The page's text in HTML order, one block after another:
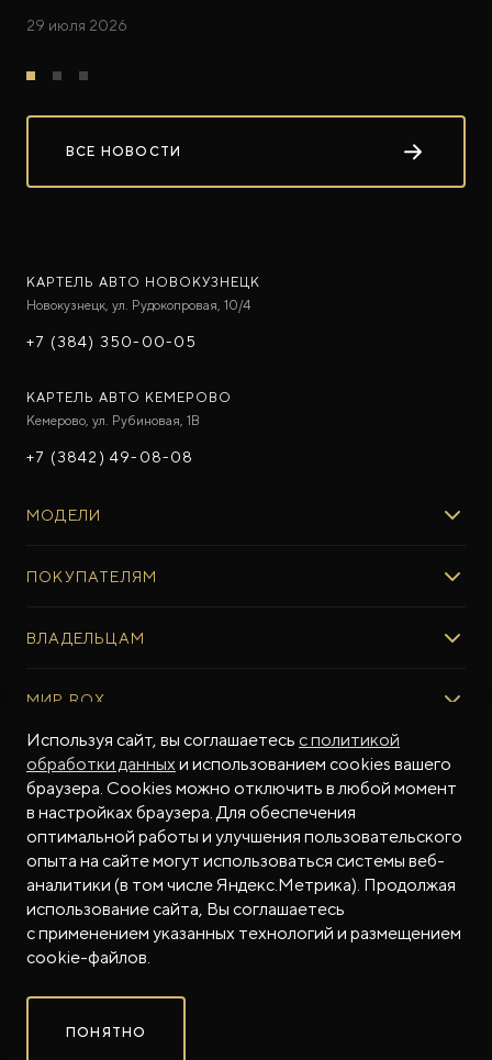
29 июля 2026
ВСЕ НОВОСТИ
КАРТЕЛЬ АВТО НОВОКУЗНЕЦК
Новокузнецк, ул. Рудокопровая, 10/4
+7 (384) 350-00-05
КАРТЕЛЬ АВТО КЕМЕРОВО
Кемерово, ул. Рубиновая, 1В
+7 (3842) 49-08-08
МОДЕЛИ
ROX ADAMAS
ПОКУПАТЕЛЯМ
Авто в наличии
Тест-драйв
Специальные предложения
ФИНАНСЫ И УСЛУГИ
Финансовые программы
Рассчитать кредит
Трейд-ин
Калькулятор трейд-ин
Страхование
ВЛАДЕЛЬЦАМ
Регламент ТО
Программное обеспечение
ПОДДЕРЖКА
Гарантия производителя
Контракт гарантийной поддержки
Помощь на дорогах
Руководства по эксплуатации
Магазин приложений ROX
МИР ROX
О БРЕНДЕ
Бренд ROX
Дизайн Pininfarina
Новости
СМИ о нас
Истории владельцев
Часто задаваемые вопросы
СОТРУДНИЧЕСТВО
МЫ В СОЦСЕТЯХ
© 2026
Сделано в ПЕРКС
Используя сайт, вы соглашаетесь с политикой
обработки данныхи использованием cookies вашего
браузера. Cookies можно отключить в любой момент
в настройках браузера. Для обеспечения
оптимальной работы и улучшения пользовательского
опыта на сайте могут использоваться системы веб-
аналитики (в том числе Яндекс.Метрика). Продолжая
использование сайта, Вы соглашаетесь
с применением указанных технологий и размещением
cookie-файлов.
ПОНЯТНО